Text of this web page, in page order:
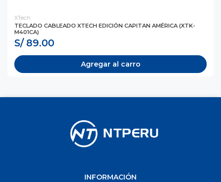
XTech
TECLADO CABLEADO XTECH EDICIÓN CAPITAN AMÉRICA (XTK-
M401CA)
S/ 89.00
Agregar al carro
INFORMACIÓN